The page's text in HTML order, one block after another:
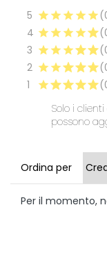
5
4
3
2
1
Solo i
possono
Ordina per
Per il momento,